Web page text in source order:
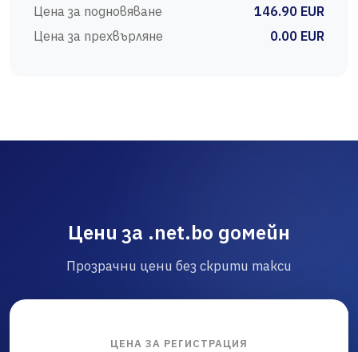
Цена за подновяване
146.90 EUR
Цена за прехвърляне
0.00 EUR
Цени за .net.bo домейн
Прозрачни цени без скрити такси
ЦЕНА ЗА РЕГИСТРАЦИЯ